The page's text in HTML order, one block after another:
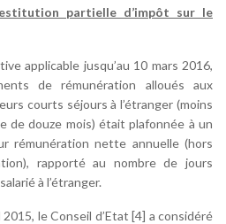
partielle d’impôt sur le
applicable jusqu’au 10 mars 2016,
de rémunération alloués aux
courts séjours à l’étranger (moins
de douze mois) était plafonnée à un
rémunération nette annuelle (hors
rapporté au nombre de jours
à l’étranger.
le Conseil d’Etat [4] a considéré